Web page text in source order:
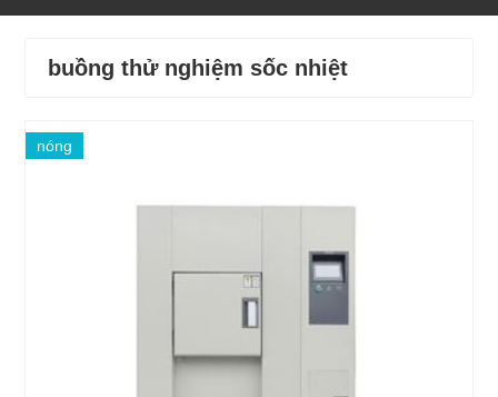
buồng thử nghiệm sốc nhiệt
nóng